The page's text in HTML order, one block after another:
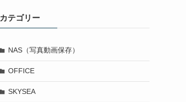
カテゴリー
NAS（写真動画保存）
OFFICE
SKYSEA